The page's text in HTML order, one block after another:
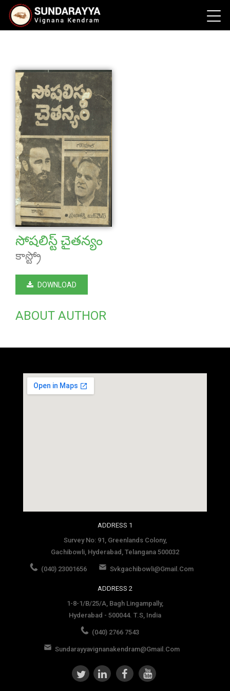
సోషలిస్ట్ చైతన్యం
కాస్ట్రో
DOWNLOAD
ABOUT AUTHOR
ADDRESS 1
Survey No: 91, Greenlands Colony,
Gachibowli, Hyderabad, Telangana 500032
(040) 23001656 Svkgachibowli@gmail.com
ADDRESS 2
1-8-1/B/25/A, Bagh Lingampally,
Hyderabad - 500044. T.S, India
(040) 2766 7543
Sundarayyavignanakendram@gmail.com